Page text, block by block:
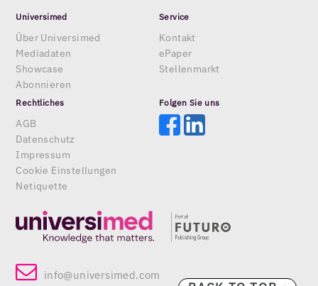
info@universimed.com
Universimed
Über Universimed
Mediadaten
Showcase
Abonnieren
Service
Kontakt
ePaper
Stellenmarkt
Rechtliches
AGB
Datenschutz
Impressum
Cookie Einstellungen
Netiquette
Folgen Sie uns